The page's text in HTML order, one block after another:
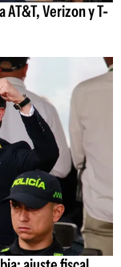
AT&T, Verizon y T-